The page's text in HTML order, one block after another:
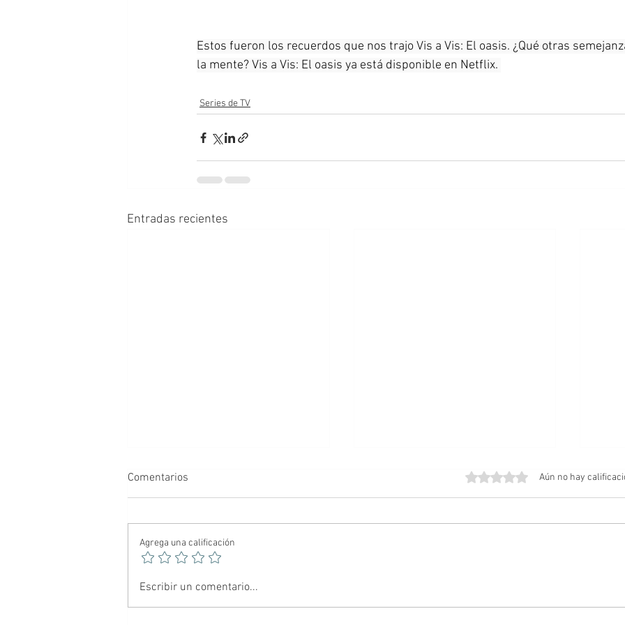
Estos fueron los recuerdos que nos trajo Vis a Vis: El oasis. ¿Qué otras
la mente? Vis a Vis: El oasis ya está disponible en Netflix.
Series de TV
Entradas recientes
🕷️ Spider-Noir: El Hombre
Araña más oscuro del
Comentarios Obtuvo 0 de 5 estrellas.
Aún no hay
Agrega una calificación
Escribir un comentario...